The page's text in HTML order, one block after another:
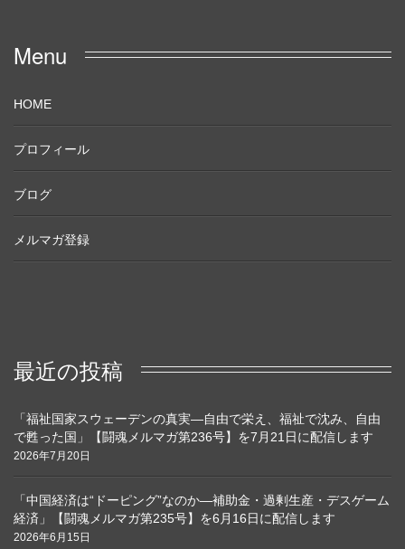
Menu
HOME
プロフィール
ブログ
メルマガ登録
最近の投稿
「福祉国家スウェーデンの真実―自由で栄え、福祉で沈み、自由
で甦った国」【闘魂メルマガ第236号】を7月21日に配信します
2026年7月20日
「中国経済は“ドーピング”なのか―補助金・過剰生産・デスゲーム
経済」【闘魂メルマガ第235号】を6月16日に配信します
2026年6月15日